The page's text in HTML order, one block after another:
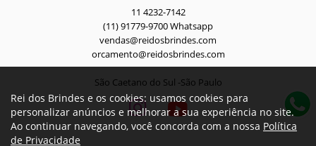
11 4232-7142
(11) 91779-9700 Whatsapp
vendas@reidosbrindes.com
orcamento@reidosbrindes.com
São Caetano do Sul -São Paulo
Rei dos Brindes e os cookies: usamos cookies para
personalizar anúncios e melhorar a sua experiência no site.
Ao continuar navegando, você concorda com a nossa Política
de Privacidade